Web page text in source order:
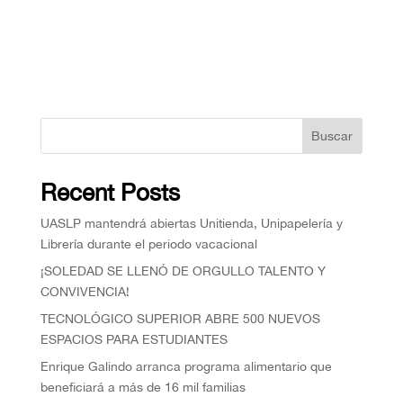
Buscar
Recent Posts
UASLP mantendrá abiertas Unitienda, Unipapelería y
Librería durante el periodo vacacional
¡SOLEDAD SE LLENÓ DE ORGULLO TALENTO Y
CONVIVENCIA!
TECNOLÓGICO SUPERIOR ABRE 500 NUEVOS
ESPACIOS PARA ESTUDIANTES
Enrique Galindo arranca programa alimentario que
beneficiará a más de 16 mil familias